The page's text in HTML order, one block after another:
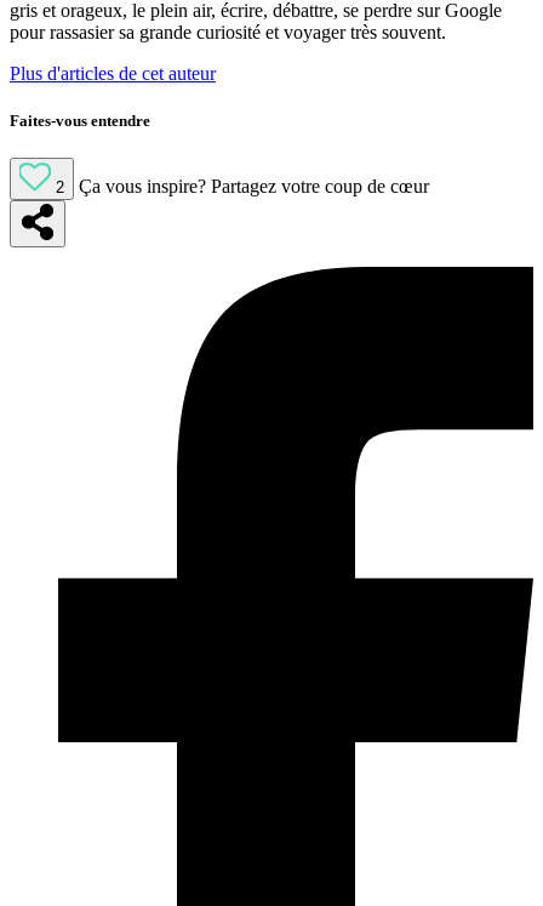
gris et orageux, le plein air, écrire, débattre, se perdre sur Google
pour rassasier sa grande curiosité et voyager très souvent.
Plus d'articles de cet auteur
Faites-vous entendre
2 Ça vous inspire? Partagez votre coup de cœur